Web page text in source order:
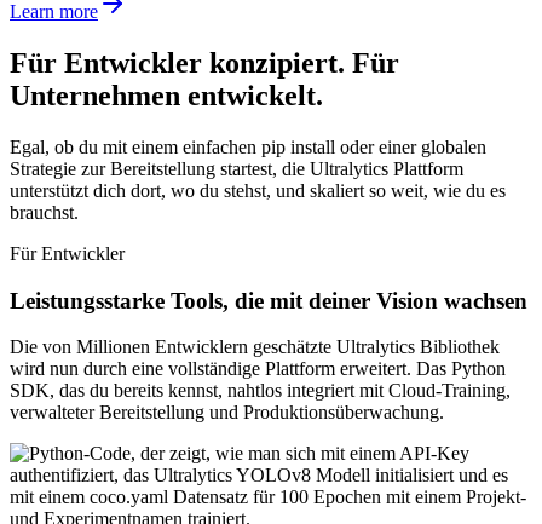
Learn more
Für Entwickler konzipiert. Für
Unternehmen entwickelt.
Egal, ob du mit einem einfachen pip install oder einer globalen
Strategie zur Bereitstellung startest, die Ultralytics Plattform
unterstützt dich dort, wo du stehst, und skaliert so weit, wie du es
brauchst.
Für Entwickler
Leistungsstarke Tools, die mit deiner Vision wachsen
Die von Millionen Entwicklern geschätzte Ultralytics Bibliothek
wird nun durch eine vollständige Plattform erweitert. Das Python
SDK, das du bereits kennst, nahtlos integriert mit Cloud-Training,
verwalteter Bereitstellung und Produktionsüberwachung.